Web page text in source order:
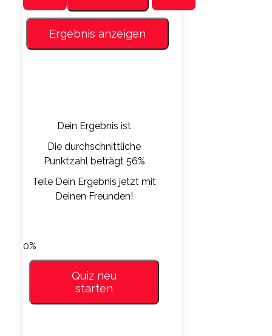
Dein Ergebnis ist
Die durchschnittliche
Punktzahl beträgt 56%
Teile Dein Ergebnis jetzt mit
Deinen Freunden!
0%
Quiz neu
starten